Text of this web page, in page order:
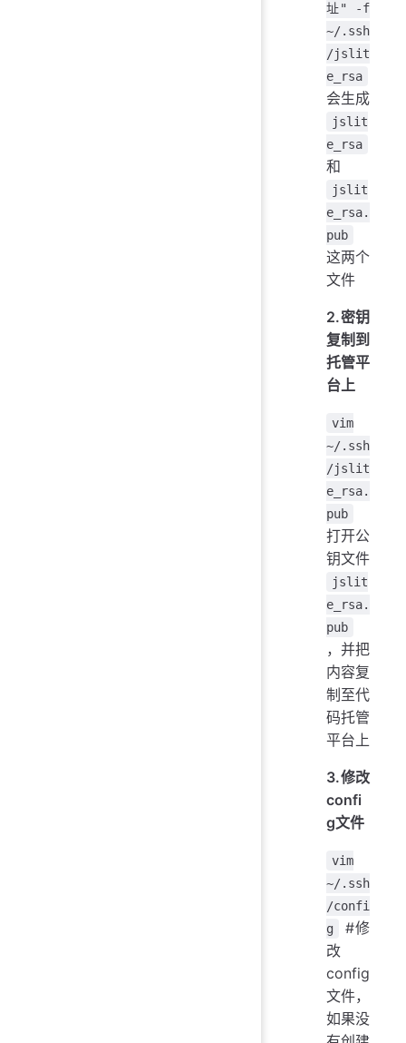
址" -f
~/.ssh
/jslit
e_rsa
会生成
jslit
e_rsa
和
jslit
e_rsa.
pub
这两个
文件
2.密钥
复制到
托管平
台上
vim
~/.ssh
/jslit
e_rsa.
pub
打开公
钥文件
jslit
e_rsa.
pub
，并把
内容复
制至代
码托管
平台上
3.修改
confi
g文件
vim
~/.ssh
/confi
g
#修
改
config
文件，
如果没